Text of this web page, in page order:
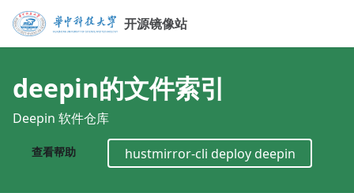
开源镜像站
deepin的文件索引
Deepin 软件仓库
查看帮助 hustmirror-cli deploy deepin